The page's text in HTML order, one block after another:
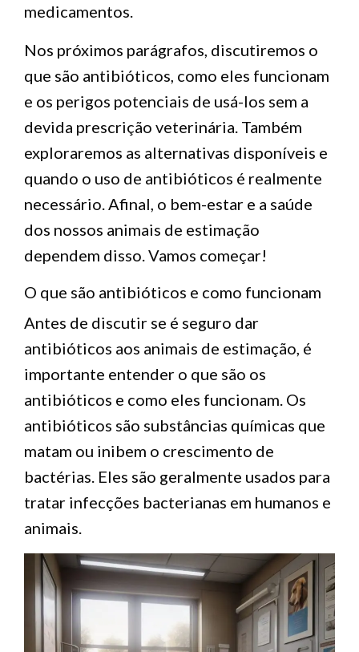
medicamentos.
Nos próximos parágrafos, discutiremos o
que são antibióticos, como eles funcionam
e os perigos potenciais de usá-los sem a
devida prescrição veterinária. Também
exploraremos as alternativas disponíveis e
quando o uso de antibióticos é realmente
necessário. Afinal, o bem-estar e a saúde
dos nossos animais de estimação
dependem disso. Vamos começar!
O que são antibióticos e como funcionam
Antes de discutir se é seguro dar
antibióticos aos animais de estimação, é
importante entender o que são os
antibióticos e como eles funcionam. Os
antibióticos são substâncias químicas que
matam ou inibem o crescimento de
bactérias. Eles são geralmente usados ​​para
tratar infecções bacterianas em humanos e
animais.